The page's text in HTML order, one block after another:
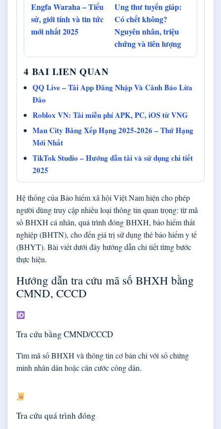
Engfa Waraha – Tiểu
sử, giới tính và tin tức
mới nhất 2025
Ung thư tuyến giáp:
Có chết không?
Nguyên nhân, triệu
chứng và tiên lượng
4 BAI LIEN QUAN
QQ Live – Tải App Đăng Nhập Và Cảnh Báo Lừa
Đảo
Roblox VN: Tải miễn phí APK, PC, iOS từ VNG
Man City Bảng Xếp Hạng 2025-2026 – Thứ Hạng
Mới Nhất
TikTok Studio – Hướng dẫn tải và sử dụng chi tiết
2025
Hệ thống của Bảo hiểm xã hội Việt Nam hiện cho phép
người dùng truy cập nhiều loại thông tin quan trọng: từ mã
số BHXH cá nhân, quá trình đóng BHXH, bảo hiểm thất
nghiệp (BHTN), cho đến giá trị sử dụng thẻ bảo hiểm y tế
(BHYT). Bài viết dưới đây hướng dẫn chi tiết từng bước
thực hiện.
Hướng dẫn tra cứu mã số BHXH bằng
CMND, CCCD
Tra cứu bằng CMND/CCCD
Tìm mã số BHXH và thông tin cơ bản chỉ với số chứng
minh nhân dân hoặc căn cước công dân.
Tra cứu quá trình đóng